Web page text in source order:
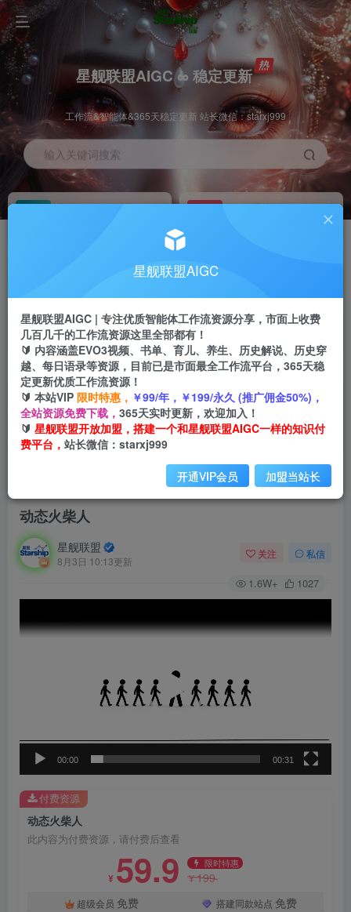
星舰联盟AIGC ∞ 稳定更新
工作流&智能体&365天稳定更新 站长微信：starxj999
输入关键词搜索
加入会员 工作流主页
每周免费工作流体验
站长招募
推荐
项目周期预估10年
动态火柴人
星舰联盟
8月3日 10:13更新
关注 私信
1.6W+ 1027
频
00:00 00:31
动态火柴人
此内容为付费资源，请付费后查看
¥ 59.9 限时特惠
¥199
超级会员 免费 搭建同款站点 免费
付费资源
星舰联盟AIGC
星舰联盟AIGC | 专注优质智能体工作流资源分享，市面上收费
几百几千的工作流资源这里全部都有！
🔰 内容涵盖EVO3视频、书单、育儿、养生、历史解说、历史穿
越、每日语录等资源，目前已是市面最全工作流平台，365天稳
定更新优质工作流资源！
🔰 本站VIP 限时特惠， ￥99/年，￥199/永久 (推广佣金50%)，
全站资源免费下载， 365天实时更新，欢迎加入！
🔰 星舰联盟开放加盟，搭建一个和星舰联盟AIGC一样的知识付
费平台， 站长微信：starxj999
开通VIP会员 加盟当站长